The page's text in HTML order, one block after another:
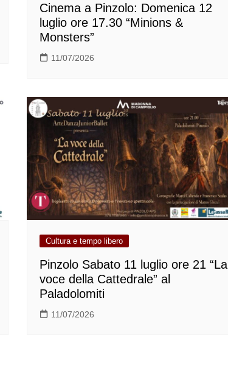
Cinema a Pinzolo: Domenica 12
luglio ore 17.30 “Minions &
Monsters”
11/07/2026
Cultura e tempo libero
Pinzolo Sabato 11 luglio ore 21 “La
voce della Cattedrale” al
Paladolomiti
11/07/2026